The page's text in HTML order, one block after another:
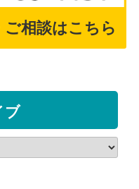
相談はこちら
ブ